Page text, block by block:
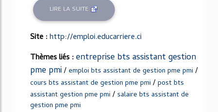
LIRE LA SUITE
Site :http://emploi.educarriere.ci
Thèmes liés :entreprise bts assistant gestion
pme pmi/emploi bts assistant de gestion pme pmi /
cours bts assistant de gestion pme pmi /post bts
assistant gestion pme pmi /salaire bts assistant de
gestion pme pmi